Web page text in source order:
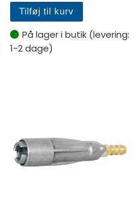
Tilføj til kurv
På lager i butik (levering:
1-2 dage)